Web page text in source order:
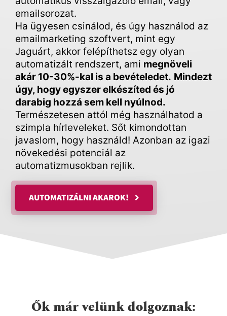
emailsorozat.
Ha ügyesen csinálod, és úgy használod az
emailmarketing szoftvert, mint egy
Jaguárt, akkor felépíthetsz egy olyan
automatizált rendszert, ami megnöveli
akár 10-30%-kal is a bevételedet. Mindezt
úgy, hogy egyszer elkészíted és jó
darabig hozzá sem kell nyúlnod.
Természetesen attól még használhatod a
szimpla hírleveleket. Sőt kimondottan
javaslom, hogy használd! Azonban az igazi
növekedési potenciál az
automatizmusokban rejlik.
AUTOMATIZÁLNI AKAROK!
Ők már velünk dolgoznak: